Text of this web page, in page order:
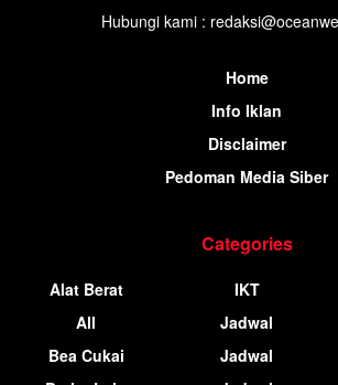
Hubungi kami :
Home
Info Iklan
Disclaimer
Pedoman Media Siber
Categories
Alat Berat
All
Bea Cukai
IKT
Jadwal
Jadwal